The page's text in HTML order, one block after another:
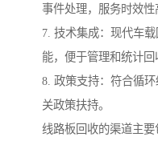
事件处理，服务时效性
7. 技术集成：现代车
能，便于管理和统计回
8. 政策支持：符合循
关政策扶持。
线路板回收的渠道主要